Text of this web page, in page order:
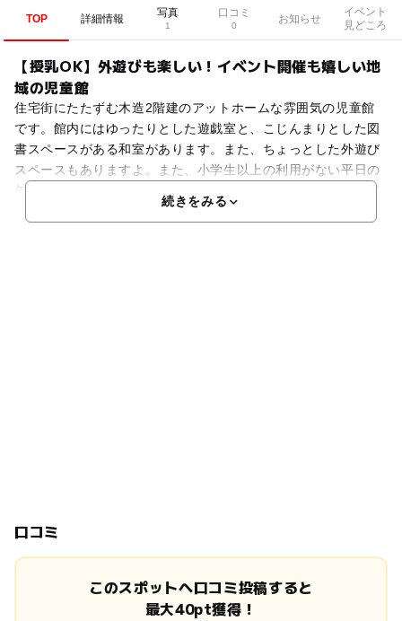
TOP 詳細情報 写真
1
口コミ
0
お知らせ
イベント
見どころ
【授乳OK】外遊びも楽しい！イベント開催も嬉しい地
域の児童館
住宅街にたたずむ木造2階建のアットホームな雰囲気の児童館
です。館内にはゆったりとした遊戯室と、こじんまりとした図
書スペースがある和室があります。また、ちょっとした外遊び
スペースもありますよ。また、小学生以上の利用がない平日の
午前中に、幼児と保護者を対象とする「おひさまタイム」を実
続きをみる
口コミ
このスポットへ口コミ投稿すると
最大40pt獲得！